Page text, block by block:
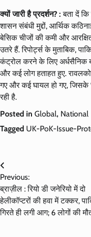
क्यों जारी है प्रदर्शन? :बता दें
शासन संबंधी मुद्दों, आर्थिक
बेसिक चीजों की कमी और
उतरे हैं. रिपोर्ट्स के मुताबिक,
कंट्रोल करने के लिए अर्धसैनिक
और कई लोग हताहत हुए.
गए और कई घायल हो गए, जिसके
रही है.
Posted in Global, National
Tagged UK-PoK-Issue-
Post
navigation
Previous:
ब्राज़ील : रियो डी जनेरियो में दो
हेलीकॉप्टरों की हवा में टक्कर,
गिरते ही लगी आग; 6 लोगों की